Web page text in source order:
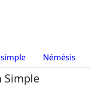
Némésis
Simple